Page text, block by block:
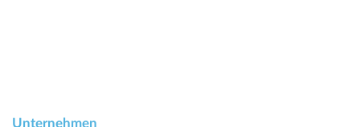
Unternehmen